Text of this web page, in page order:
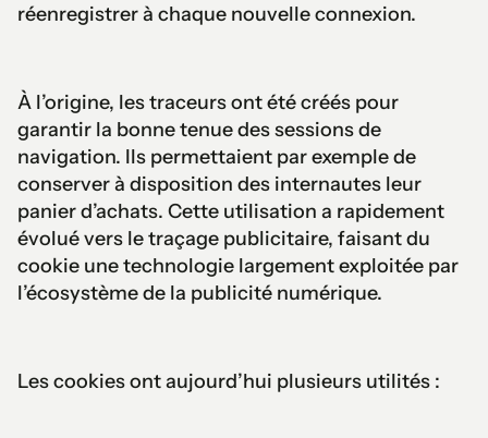
réenregistrer à chaque nouvelle connexion.
À l’origine, les traceurs ont été créés pour
garantir la bonne tenue des sessions de
navigation. Ils permettaient par exemple de
conserver à disposition des internautes leur
panier d’achats. Cette utilisation a rapidement
évolué vers le traçage publicitaire, faisant du
cookie une technologie largement exploitée par
l’écosystème de la publicité numérique.
Les cookies ont aujourd’hui plusieurs utilités :